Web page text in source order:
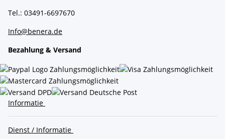
Tel.: 03491-6697670
Info@benera.de
Bezahlung & Versand
Informatie
Dienst / Informatie